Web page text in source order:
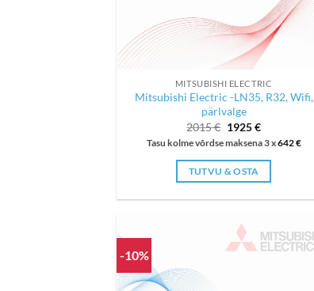
MITSUBISHI ELECTRIC
Mitsubishi Electric -LN35, R32, Wifi,
pärlvalge
2015€ Algne
hind
oli:
2015 €.
1925€Current
price
is:
1925 €.
Tasu kolme võrdse maksena 3 x642€
TUTVU & OSTA
-10%